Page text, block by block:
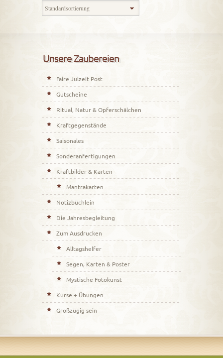
Unsere Zaubereien
Faire Julzeit Post
Gutscheine
Ritual, Natur & Opferschälchen
Kraftgegenstände
Saisonales
Sonderanfertigungen
Kraftbilder & Karten
Mantrakarten
Notizbüchlein
Die Jahresbegleitung
Zum Ausdrucken
Alltagshelfer
Segen, Karten & Poster
Mystische Fotokunst
Kurse + Übungen
Großzügig sein